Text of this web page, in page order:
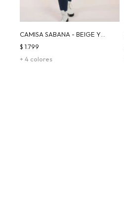
CAMISA SABANA - BEIGE Y
BLANCA
+ 4 colores
$ 1.799